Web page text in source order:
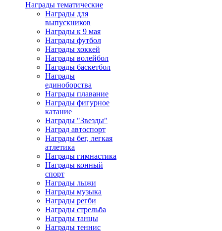
Награды тематические
Награды для
выпускников
Награды к 9 мая
Награды футбол
Награды хоккей
Награды волейбол
Награды баскетбол
Награды
единоборства
Награды плавание
Награды фигурное
катание
Награды "Звезды"
Наград автоспорт
Награды бег, легкая
атлетика
Награды гимнастика
Награды конный
спорт
Награды лыжи
Награды музыка
Награды регби
Награды стрельба
Награды танцы
Награды теннис